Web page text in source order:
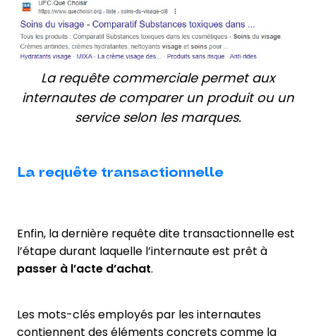
La requête commerciale permet aux
internautes de comparer un produit ou un
service selon les marques.
La requête transactionnelle
Enfin, la dernière requête dite transactionnelle est
l’étape durant laquelle l’internaute est prêt à
passer à l’acte d’achat.
Les mots-clés employés par les internautes
contiennent des éléments concrets comme la